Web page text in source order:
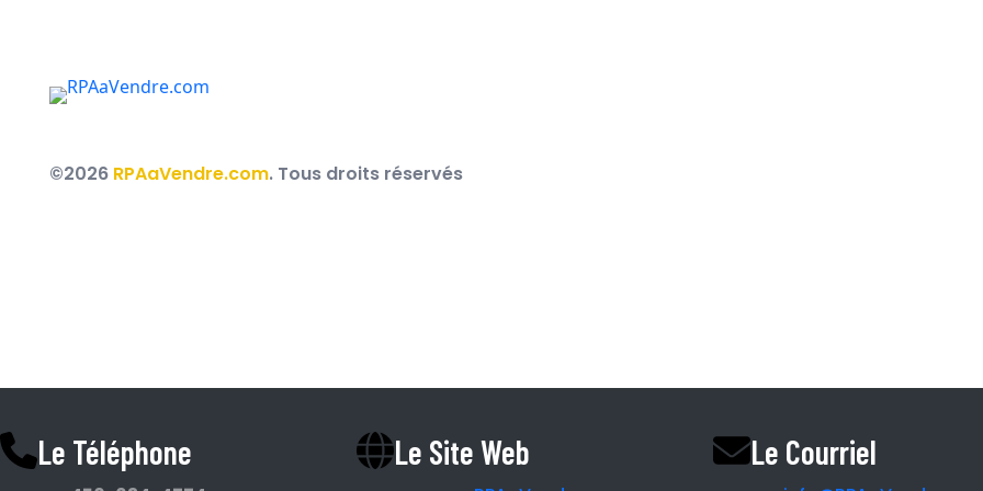
©2026 RPAaVendre.com. Tous droits réservés
Le Téléphone Le Site Web Le Courriel